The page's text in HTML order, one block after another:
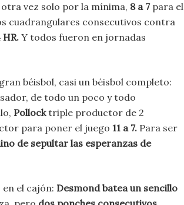
vez solo por la mínima, 8 a 7para el
cuadrangulares consecutivos contra
Y todos fueron en jornadas
béisbol, casi un béisbol completo:
de todo un poco y todo
Pollocktriple productor de 2
para poner el juego 11 a 7. Para ser
de sepultar las esperanzas de
el cajón: Desmond batea un sencillo